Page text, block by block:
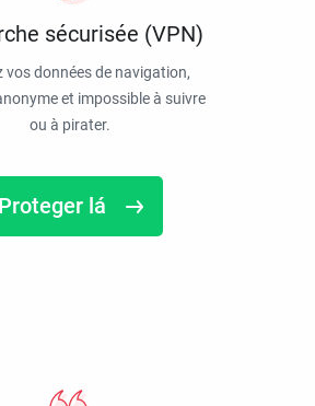
sécurisée (VPN)
vos données de navigation,
et impossible à suivre
ou à pirater.
Proteger lá